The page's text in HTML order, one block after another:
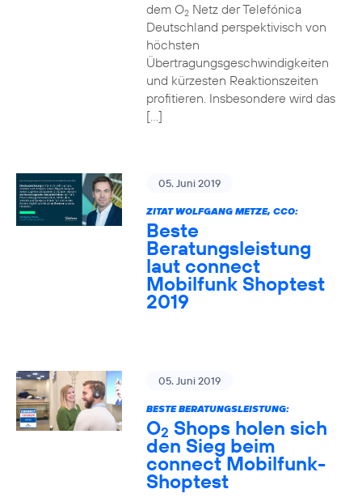
dem O2Netz der Telefónica
Deutschland perspektivisch von
höchsten
Übertragungsgeschwindigkeiten
und kürzesten Reaktionszeiten
profitieren. Insbesondere wird das
[…]
05. Juni 2019
ZITAT WOLFGANG METZE, CCO:
Beste
Beratungsleistung
laut connect
Mobilfunk Shoptest
2019
05. Juni 2019
BESTE BERATUNGSLEISTUNG:
O2 Shops holen sich
den Sieg beim
connect Mobilfunk-
Shoptest